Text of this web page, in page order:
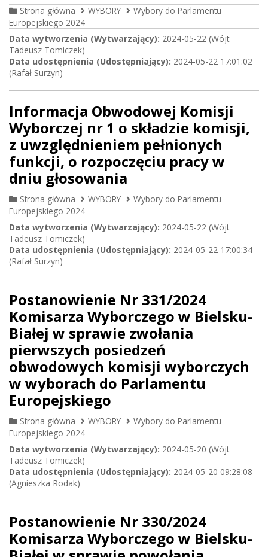
Strona główna WYBORY
Wybory do Parlamentu
Europejskiego 2024
Data wytworzenia (Wytwarzający): 2024-05-22 (Wójt
Tadeusz Tomiczek)
Data udostępnienia (Udostępniający): 2024-05-22 17:01:02
(Rafał Surzyn)
Informacja Obwodowej Komisji
Wyborczej nr 1 o składzie komisji,
z uwzględnieniem pełnionych
funkcji, o rozpoczęciu pracy w
dniu głosowania
Strona główna WYBORY
Wybory do Parlamentu
Europejskiego 2024
Data wytworzenia (Wytwarzający): 2024-05-22 (Wójt
Tadeusz Tomiczek)
Data udostępnienia (Udostępniający): 2024-05-22 17:00:34
(Rafał Surzyn)
Postanowienie Nr 331/2024
Komisarza Wyborczego w Bielsku-
Białej w sprawie zwołania
pierwszych posiedzeń
obwodowych komisji wyborczych
w wyborach do Parlamentu
Europejskiego
Strona główna WYBORY
Wybory do Parlamentu
Europejskiego 2024
Data wytworzenia (Wytwarzający): 2024-05-20 (Wójt
Tadeusz Tomiczek)
Data udostępnienia (Udostępniający): 2024-05-20 09:28:08
(Agnieszka Rodak)
Postanowienie Nr 330/2024
Komisarza Wyborczego w Bielsku-